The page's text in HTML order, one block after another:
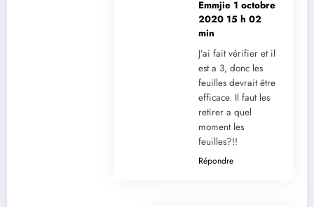
Emmjie 1 octobre
2020 15 h 02
min
J’ai fait vérifier et il
est a 3, donc les
feuilles devrait être
efficace. Il faut les
retirer a quel
moment les
feuilles?!!
Répondre